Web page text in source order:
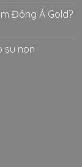
Đông Á Gold?
su non